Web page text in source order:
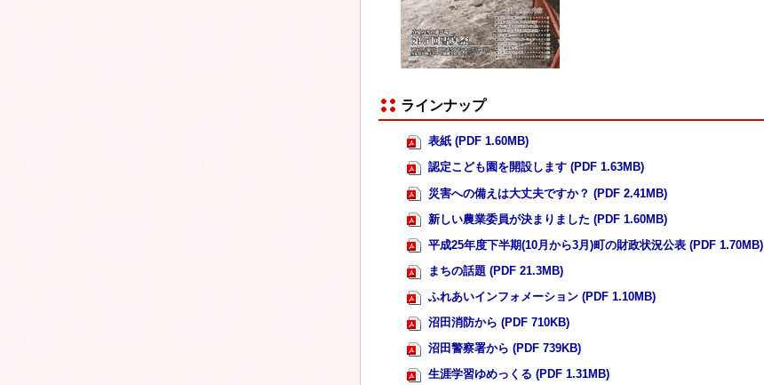
ラインナップ
表紙 (PDF 1.60MB)
認定こども園を開設します (PDF 1.63MB)
災害への備えは大丈夫ですか？ (PDF 2.41MB)
新しい農業委員が決まりました (PDF 1.60MB)
平成25年度下半期(10月から3月)町の財政状況公表 (PDF 1.70MB)
まちの話題 (PDF 21.3MB)
ふれあいインフォメーション (PDF 1.10MB)
沼田消防から (PDF 710KB)
沼田警察署から (PDF 739KB)
生涯学習ゆめっくる (PDF 1.31MB)